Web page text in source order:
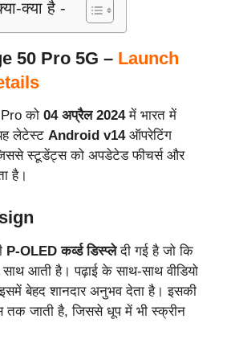
क्या है -
50 Pro 5G – Launch
को 04 अप्रैल 2024में भारत में
लेटेस्ट Android v14ऑपरेटिंग
स्टूडेंट्स को अपडेटेड फीचर्स और
है।
P-OLED कर्व्ड डिस्प्लेदी गई है जो कि
आती है। पढ़ाई के साथ-साथ वीडियो
बेहद शानदार अनुभव देता है। इसकी
तक जाती है, जिससे धूप में भी स्क्रीन